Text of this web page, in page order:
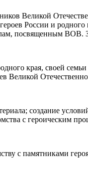
Великой
России и
посвященным ВОВ.
края, своей
Великой
создание
с героическим
с памятниками